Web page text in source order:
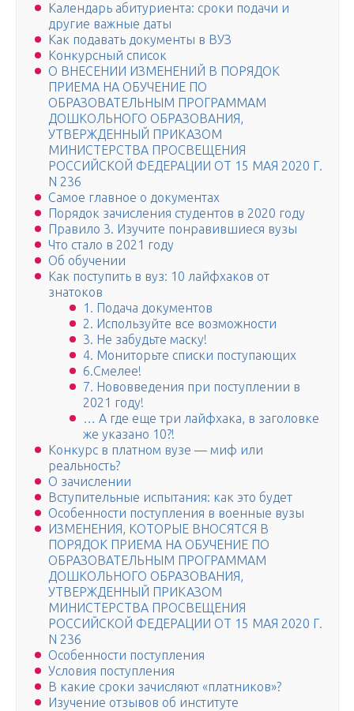
Календарь абитуриента: сроки подачи и
другие важные даты
Как подавать документы в ВУЗ
Конкурсный список
О ВНЕСЕНИИ ИЗМЕНЕНИЙ В ПОРЯДОК
ПРИЕМА НА ОБУЧЕНИЕ ПО
ОБРАЗОВАТЕЛЬНЫМ ПРОГРАММАМ
ДОШКОЛЬНОГО ОБРАЗОВАНИЯ,
УТВЕРЖДЕННЫЙ ПРИКАЗОМ
МИНИСТЕРСТВА ПРОСВЕЩЕНИЯ
РОССИЙСКОЙ ФЕДЕРАЦИИ ОТ 15 МАЯ 2020 Г.
N 236
Самое главное о документах
Порядок зачисления студентов в 2020 году
Правило 3. Изучите понравившиеся вузы
Что стало в 2021 году
Об обучении
Как поступить в вуз: 10 лайфхаков от
знатоков
1. Подача документов
2. Используйте все возможности
3. Не забудьте маску!
4. Мониторьте списки поступающих
6.Смелее!
7. Нововведения при поступлении в
2021 году!
… А где еще три лайфхака, в заголовке
же указано 10?!
Конкурс в платном вузе — миф или
реальность?
О зачислении
Вступительные испытания: как это будет
Особенности поступления в военные вузы
ИЗМЕНЕНИЯ, КОТОРЫЕ ВНОСЯТСЯ В
ПОРЯДОК ПРИЕМА НА ОБУЧЕНИЕ ПО
ОБРАЗОВАТЕЛЬНЫМ ПРОГРАММАМ
ДОШКОЛЬНОГО ОБРАЗОВАНИЯ,
УТВЕРЖДЕННЫЙ ПРИКАЗОМ
МИНИСТЕРСТВА ПРОСВЕЩЕНИЯ
РОССИЙСКОЙ ФЕДЕРАЦИИ ОТ 15 МАЯ 2020 Г.
N 236
Особенности поступления
Условия поступления
В какие сроки зачисляют «платников»?
Изучение отзывов об институте